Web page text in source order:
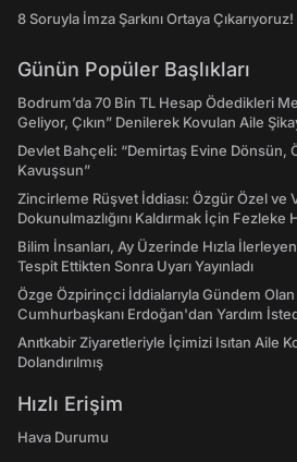
8 Soruyla İmza Şarkını Ortaya Çıkarıyoruz!
Günün Popüler Başlıkları
Bodrum’da 70 Bin TL Hesap Ödedikleri
Geliyor, Çıkın” Denilerek Kovulan Aile
Devlet Bahçeli: “Demirtaş Evine Dönsün,
Kavuşsun”
Zincirleme Rüşvet İddiası: Özgür Özel ve
Dokunulmazlığını Kaldırmak İçin Fezleke
Bilim İnsanları, Ay Üzerinde Hızla
Tespit Ettikten Sonra Uyarı Yayınladı
Özge Özpirinçci İddialarıyla Gündem
Cumhurbaşkanı Erdoğan'dan Yardım
Anıtkabir Ziyaretleriyle İçimizi Isıtan Aile
Dolandırılmış
Hızlı Erişim
Hava Durumu